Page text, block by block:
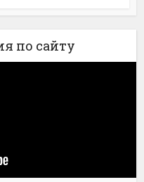
по сайту